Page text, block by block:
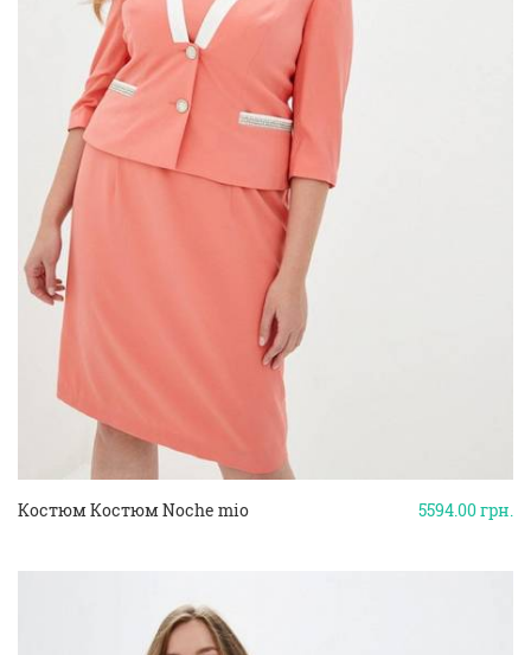
5594.00грн.
Костюм Костюм Noche mio